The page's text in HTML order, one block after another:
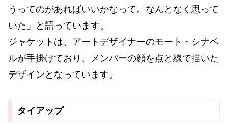
うってのがあればいいかなって。なんとなく思って
いた」と語っています。
ジャケットは、アートデザイナーのモート・シナベ
ルが手掛けており、メンバーの顔を点と線で描いた
デザインとなっています。
タイアップ